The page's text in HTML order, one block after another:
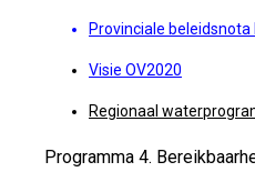
Provinciale
Visie OV2020
Regionaal
Programma 4.